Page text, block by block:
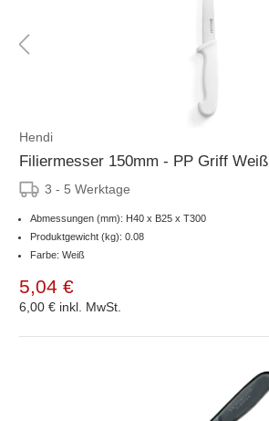
Hendi
Filiermesser 150mm - PP Griff Weiß
3 - 5 Werktage
Abmessungen (mm): H40 x B25 x T300
Produktgewicht (kg): 0.08
Farbe: Weiß
5,04 €
6,00 € inkl. MwSt.